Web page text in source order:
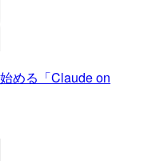
める「Claude on